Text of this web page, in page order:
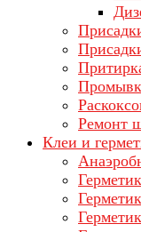
Ремонт
Клеи и